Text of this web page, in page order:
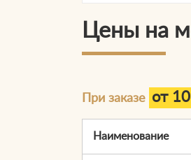
Цены на
При заказе от
Наименование